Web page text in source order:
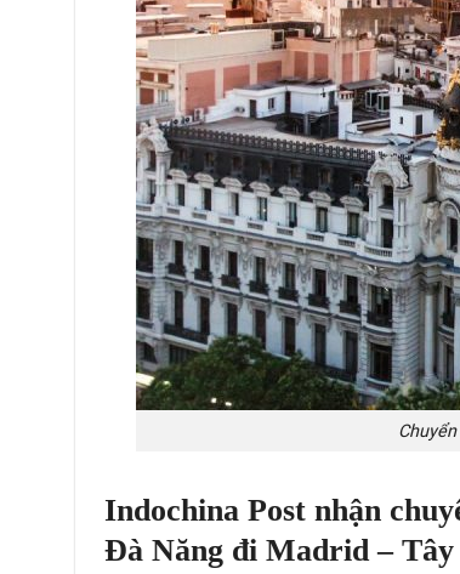
Indochina Post nhận
Đà Năng đi Madrid – Tây